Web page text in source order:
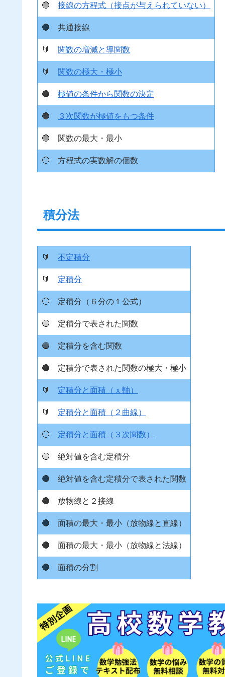
🔵 接線の方程式（接点が与えられていない）
🔴 共通接線
🔰 関数の増減と導関数
🔰 関数の極大・極小
🔵 極値の条件から関数の決定
🔵 ３次関数が極値をもつ条件
🔵 関数の最大・最小
🔵 方程式の実数解の個数
積分法
🔰 不定積分
🔰 定積分
🔵 定積分（６分の１公式）
🔵 定積分で表された関数
🔵 定積分を含む関数
🔵 定積分で表された関数の極大・極小
🔰 定積分と面積（ｘ軸）
🔰 定積分と面積（２曲線）
🔵 定積分と面積（３次関数）
🔵 絶対値を含む定積分
🔴 絶対値を含む定積分で表された関数
🔴 放物線と２接線
🔴 面積の最大・最小（放物線と直線）
🔴 面積の最大・最小（放物線と法線）
🔴 面積の分割